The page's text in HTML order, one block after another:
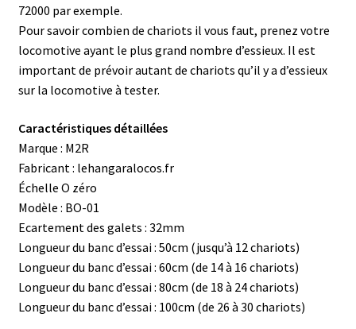
72000 par exemple.
Pour savoir combien de chariots il vous faut, prenez votre
locomotive ayant le plus grand nombre d’essieux. Il est
important de prévoir autant de chariots qu’il y a d’essieux
sur la locomotive à tester.
Caractéristiques détaillées
Marque : M2R
Fabricant : lehangaralocos.fr
Échelle O zéro
Modèle : BO-01
Ecartement des galets : 32mm
Longueur du banc d’essai : 50cm (jusqu’à 12 chariots)
Longueur du banc d’essai : 60cm (de 14 à 16 chariots)
Longueur du banc d’essai : 80cm (de 18 à 24 chariots)
Longueur du banc d’essai : 100cm (de 26 à 30 chariots)